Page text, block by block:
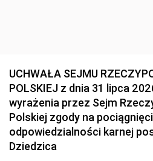
UCHWAŁA SEJMU
POLSKIEJ z dnia 31 lipca
wyrażenia przez Sejm
Polskiej zgody na
odpowiedzialności karnej
Dziedzica